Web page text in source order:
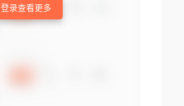
登录查看更多